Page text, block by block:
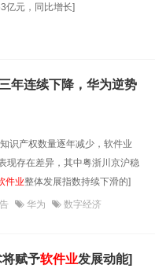
亿元，同比增长]
年连续下降，华为逆势
识产权数量逐年减少，软件业
现存在差异，其中粤浙川京沪稳
件业整体发展指数持续下滑的]
华为 数字经济
赋予软件业发展动能]